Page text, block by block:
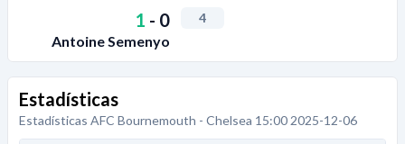
1 - 0
Antoine Semenyo
4
Estadísticas
Estadísticas AFC Bournemouth - Chelsea 15:00 2025-12-06